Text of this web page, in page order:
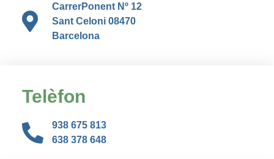
CarrerPonent Nº 12
Sant Celoni 08470
Barcelona
Telèfon
938 675 813
638 378 648